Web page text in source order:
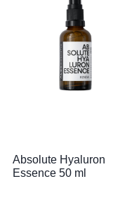
Absolute Hyaluron
Essence 50 ml